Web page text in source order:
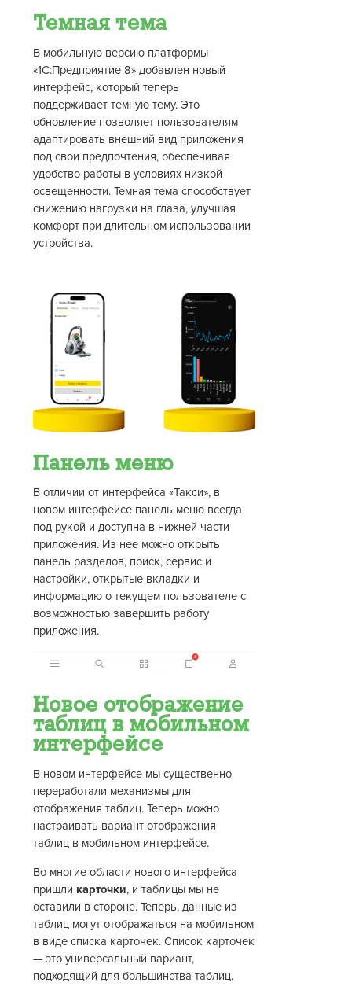
Темная тема
В мобильную версию платформы
«1С:Предприятие 8» добавлен новый
интерфейс, который теперь
поддерживает темную тему. Это
обновление позволяет пользователям
адаптировать внешний вид приложения
под свои предпочтения, обеспечивая
удобство работы в условиях низкой
освещенности. Темная тема способствует
снижению нагрузки на глаза, улучшая
комфорт при длительном использовании
устройства.
Панель меню
В отличии от интерфейса «Такси», в
новом интерфейсе панель меню всегда
под рукой и доступна в нижней части
приложения. Из нее можно открыть
панель разделов, поиск, сервис и
настройки, открытые вкладки и
информацию о текущем пользователе с
возможностью завершить работу
приложения.
Новое отображение
таблиц в мобильном
интерфейсе
В новом интерфейсе мы существенно
переработали механизмы для
отображения таблиц. Теперь можно
настраивать вариант отображения
таблиц в мобильном интерфейсе.
Во многие области нового интерфейса
пришли карточки, и таблицы мы не
оставили в стороне. Теперь, данные из
таблиц могут отображаться на мобильном
в виде списка карточек. Список карточек
— это универсальный вариант,
подходящий для большинства таблиц.